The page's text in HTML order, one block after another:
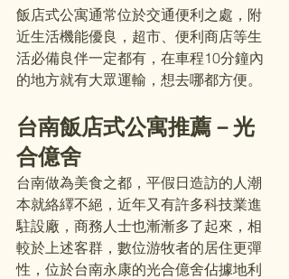
飯店式公寓通常位於交通便利之處，附
近生活機能優良，超市、便利商店等生
活必備良伴一定都有，在車程10分鐘內
的地方就有大眾運輸，想去哪都方便。
台南飯店式公寓推薦－光
合億舍
台南做為美食之都，平假日造訪的人潮
本就絡繹不絕，近年又有許多科技業進
駐設廠，商務人士也漸漸多了起來，相
較於上述客群，數位游牧者的居住更彈
性，位於台南永康的光合億舍佔據地利